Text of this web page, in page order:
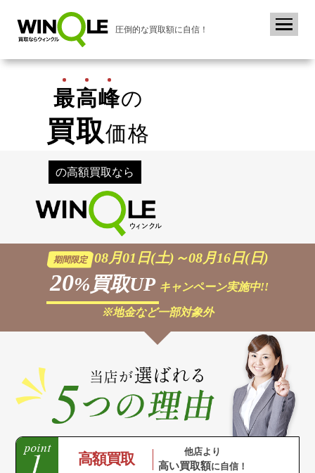
圧倒的な買取額に自信！
最高峰の
買取価格
の高額買取なら
期間限定 08月01日(土)～08月16日(日)
20%買取UP キャンペーン実施中!!
※地金など一部対象外
高額買取 他店より
高い買取額に自信！